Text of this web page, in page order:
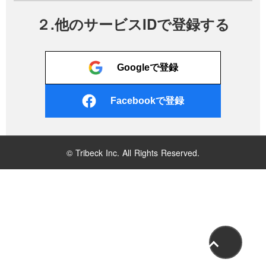
２.他のサービスIDで登録する
Googleで登録
Facebookで登録
© Tribeck Inc. All Rights Reserved.